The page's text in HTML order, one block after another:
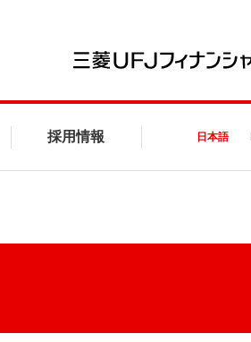
採用情報 日本語